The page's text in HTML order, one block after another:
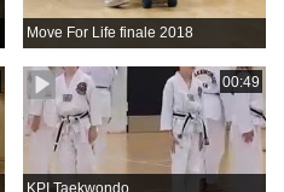
Move For Life finale 2018
00:49
KPI Taekwondo